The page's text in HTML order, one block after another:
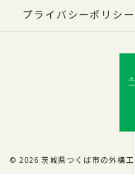
プライバシーポリシー
© 2026 茨城県つくば市の外構工